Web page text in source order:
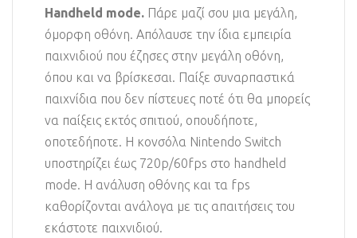
Handheld mode. Πάρε μαζί σου μια μεγάλη,
όμορφη οθόνη. Απόλαυσε την ίδια εμπειρία
παιχνιδιού που έζησες στην μεγάλη οθόνη,
όπου και να βρίσκεσαι. Παίξε συναρπαστικά
παιχνίδια που δεν πίστευες ποτέ ότι θα μπορείς
να παίξεις εκτός σπιτιού, οπουδήποτε,
οποτεδήποτε. Η κονσόλα Nintendo Switch
υποστηρίζει έως 720p/60fps στο handheld
mode. Η ανάλυση οθόνης και τα fps
καθορίζονται ανάλογα με τις απαιτήσεις του
εκάστοτε παιχνιδιού.